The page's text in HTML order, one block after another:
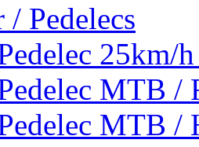
/ Pedelecs
25km/
MTB /
MTB /